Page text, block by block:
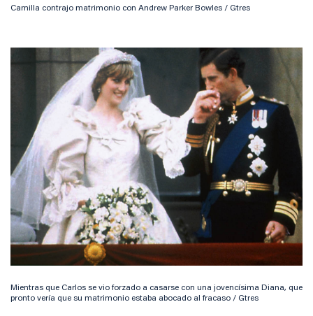
Camilla contrajo matrimonio con Andrew Parker Bowles / Gtres
Mientras que Carlos se vio forzado a casarse con una jovencísima Diana, que
pronto vería que su matrimonio estaba abocado al fracaso / Gtres